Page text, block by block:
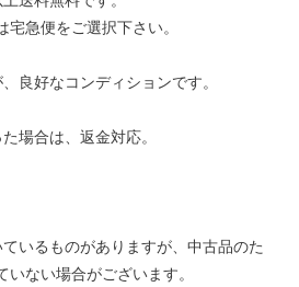
急便をご選択下さい。
良好なコンディションです。
場合は、返金対応。
いるものがありますが、中古品のた
ない場合がございます。